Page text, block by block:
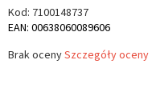
Kod: 7100148737
EAN: 00638060089606
Średnia
Brak ocenySzczegóły oceny